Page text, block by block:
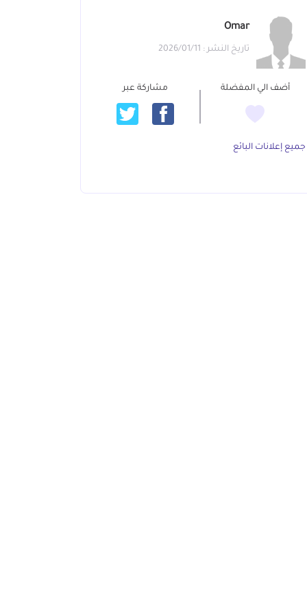
Omar
تاريخ النشر : 2026/01/11
أضف الي المفضلة مشاركة عبر
جميع إعلانات البائع